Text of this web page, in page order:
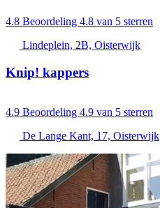
4.8 Beoordeling 4.8 van 5 sterren
Lindeplein, 2B, Oisterwijk
Knip! kappers
4.9 Beoordeling 4.9 van 5 sterren
De Lange Kant, 17, Oisterwijk